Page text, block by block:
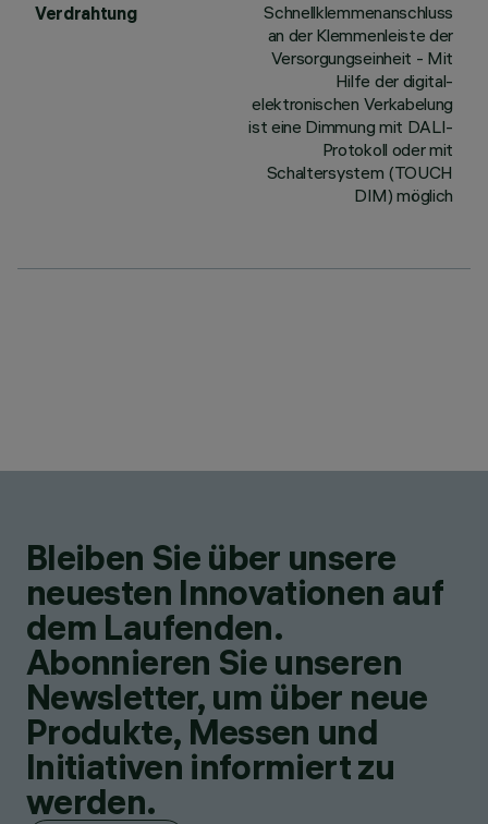
Verdrahtung
Schnellklemmenanschluss
an der Klemmenleiste der
Versorgungseinheit - Mit
Hilfe der digital-
elektronischen Verkabelung
ist eine Dimmung mit DALI-
Protokoll oder mit
Schaltersystem (TOUCH
DIM) möglich
Bleiben Sie über unsere
neuesten Innovationen auf
dem Laufenden.
Abonnieren Sie unseren
Newsletter, um über neue
Produkte, Messen und
Initiativen informiert zu
werden.